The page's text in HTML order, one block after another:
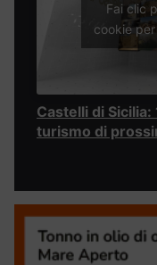
Fai clic
cookie
Castelli di Sicilia:
turismo di